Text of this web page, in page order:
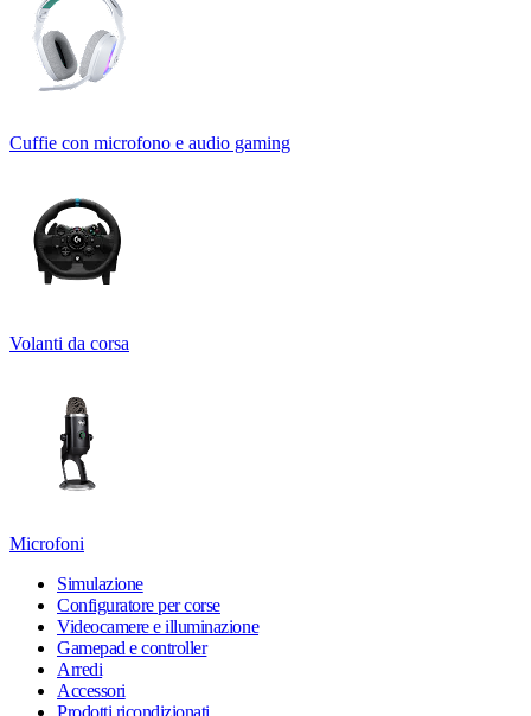
Cuffie con microfono e audio gaming
Volanti da corsa
Microfoni
Simulazione
Configuratore per corse
Videocamere e illuminazione
Gamepad e controller
Arredi
Accessori
Prodotti ricondizionati